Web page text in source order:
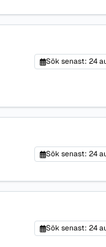
Sök senast: 24
Sök senast: 24
Sök senast: 24